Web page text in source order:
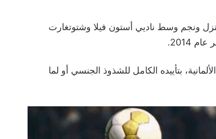
ونجم وسط ناديي أستون فيلا وشتوتغارت
2014.
بتأييده الكامل للشذوذ الجنسي أو لما